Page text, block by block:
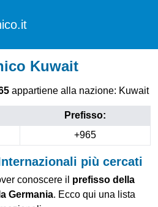
Kuwait
appartiene alla nazione: Kuwait
Prefisso:
+965
più cercati
conoscere il prefisso della
Germania. Ecco qui una lista